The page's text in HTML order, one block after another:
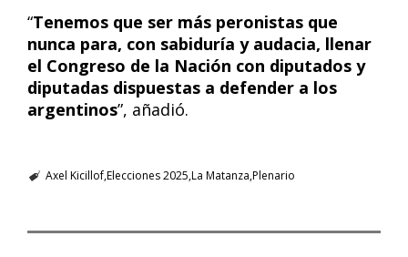
“Tenemos que ser más peronistas que
nunca para, con sabiduría y audacia, llenar
el Congreso de la Nación con diputados y
diputadas dispuestas a defender a los
argentinos”, añadió.
Axel KicillofElecciones 2025 La Matanza Plenario